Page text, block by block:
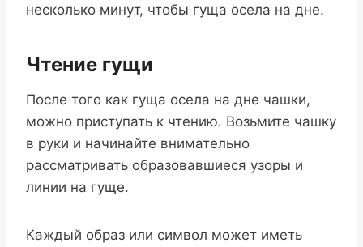
несколько минут, чтобы гуща осела на дне.
Чтение гущи
После того как гуща осела на дне чашки,
можно приступать к чтению. Возьмите чашку
в руки и начинайте внимательно
рассматривать образовавшиеся узоры и
линии на гуще.
Каждый образ или символ может иметь